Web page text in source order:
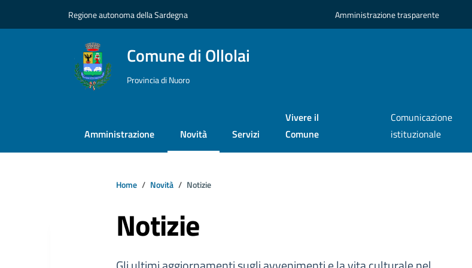
Regione autonoma della Sardegna Amministrazione trasparente
Comune di Ollolai
Provincia di Nuoro
Amministrazione Novità Servizi
Vivere il
Comune
Comunicazione
istituzionale
Home Novità Notizie
Notizie